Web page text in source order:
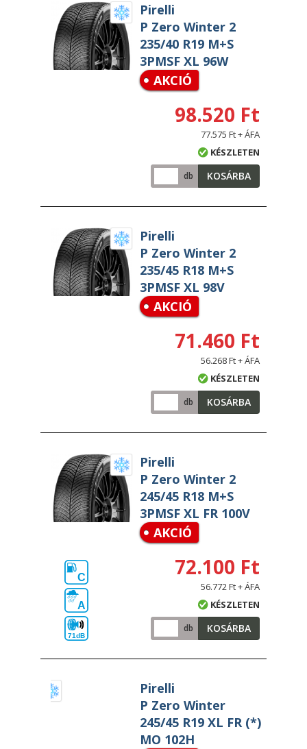
Pirelli
P Zero Winter 2
235/40 R19 M+S
3PMSF XL 96W
AKCIÓ
98.520 Ft
77.575 Ft + ÁFA
KÉSZLETEN
db KOSÁRBA
Pirelli
P Zero Winter 2
235/45 R18 M+S
3PMSF XL 98V
AKCIÓ
71.460 Ft
56.268 Ft + ÁFA
KÉSZLETEN
db KOSÁRBA
Pirelli
P Zero Winter 2
245/45 R18 M+S
3PMSF XL FR 100V
AKCIÓ
C
A
71dB
72.100 Ft
56.772 Ft + ÁFA
KÉSZLETEN
db KOSÁRBA
Pirelli
P Zero Winter
245/45 R19 XL FR (*)
MO 102H